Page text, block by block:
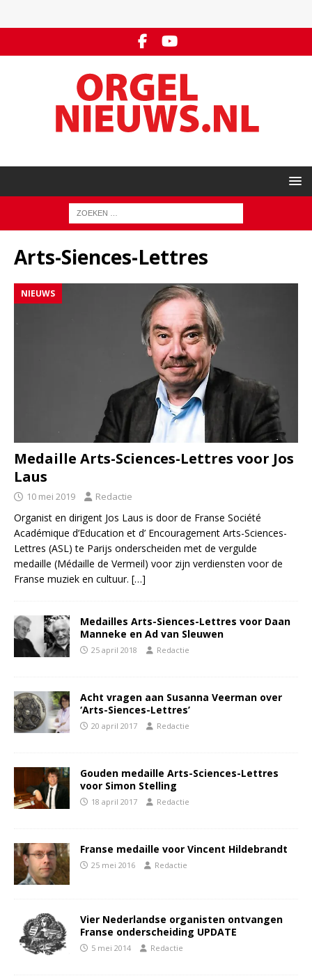
Arts-Siences-Lettres
NIEUWS
Medaille Arts-Sciences-Lettres voor Jos
Laus
10 mei 2019 Redactie
Organist en dirigent Jos Laus is door de Franse Société
Académique d’Education et d’ Encouragement Arts-Sciences-
Lettres (ASL) te Parijs onderscheiden met de vergulde
medaille (Médaille de Vermeil) voor zijn verdiensten voor de
Franse muziek en cultuur. […]
Medailles Arts-Siences-Lettres voor Daan
Manneke en Ad van Sleuwen
25 april 2018 Redactie
Acht vragen aan Susanna Veerman over
‘Arts-Siences-Lettres’
20 april 2017 Redactie
Gouden medaille Arts-Sciences-Lettres
voor Simon Stelling
18 april 2017 Redactie
Franse medaille voor Vincent Hildebrandt
25 mei 2016 Redactie
Vier Nederlandse organisten ontvangen
Franse onderscheiding UPDATE
5 mei 2014 Redactie